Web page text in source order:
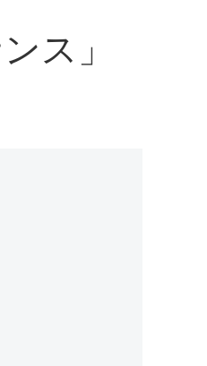
ス」